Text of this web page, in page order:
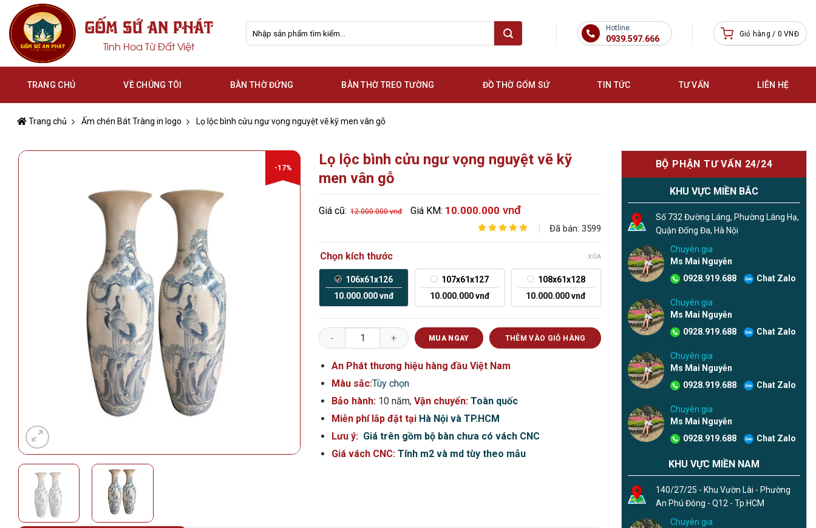
content
GỐM SỨ AN PHÁT
Tinh Hoa Từ Đất Việt
kiếm:
Hotline:
0939.597.666 Giỏ hàng / 0VNĐ
TRANG CHỦ VỀ CHÚNG TÔI BÀN THỜ ĐỨNG BÀN THỜ TREO TƯỜNG ĐỒ THỜ GỐM SỨ TIN TỨC TƯ VẤN LIÊN HỆ
Trang chủ Ấm chén Bát Tràng in logo Lọ lộc bình cửu ngư vọng nguyệt vẽ kỹ men vân gỗ
BỘ PHẬN TƯ VẤN 24/24
KHU VỰC MIỀN BẮC
Số 732 Đường Láng, Phường Láng Hạ,
Quận Đống Đa, Hà Nội
Chuyên gia
Ms Mai Nguyễn
0928.919.688
Chat Zalo
Chuyên gia
Ms Mai Nguyễn
0928.919.688
Chat Zalo
Chuyên gia
Ms Mai Nguyễn
0928.919.688
Chat Zalo
Chuyên gia
Ms Mai Nguyễn
0928.919.688
Chat Zalo
KHU VỰC MIỀN NAM
140/27/25 - Khu Vườn Lài - Phường
An Phú Đông - Q12 - Tp.HCM
Chuyên gia
-17%
Lọ lộc bình cửu ngư vọng nguyệt vẽ kỹ
men vân gỗ
Đã bán: 3599
Giá cũ: 12.000.000vnđ Giá KM: 10.000.000 vnđ
Chọn kích thước
106x61x126
10.000.000vnđ
107x61x127
10.000.000vnđ
108x61x128
10.000.000vnđ
XÓA
Lọ lộc bình cửu ngư vọng nguyệt vẽ kỹ men vân gỗ số lượng
THÊM VÀO GIỎ HÀNG
MUA NGAY
An Phát thương hiệu hàng đầu Việt Nam
Màu sắc:Tùy chọn
Bảo hành:10 năm, Vận chuyển: Toàn quốc
Miễn phí lắp đặt tại Hà Nội và TP.HCM
Lưu ý: Giá trên gồm bộ bàn chưa có vách CNC
Giá vách CNC: Tính m2 và md tùy theo mẫu